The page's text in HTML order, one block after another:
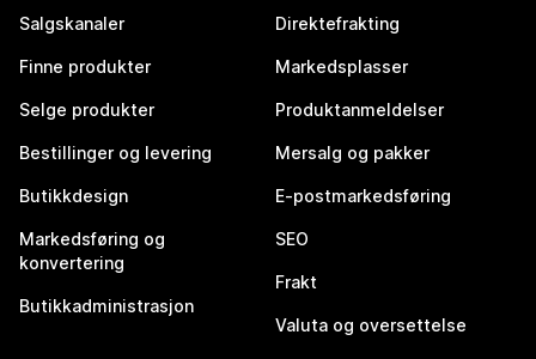
Salgskanaler
Finne produkter
Selge produkter
Bestillinger og levering
Butikkdesign
Markedsføring og
konvertering
Butikkadministrasjon
Direktefrakting
Markedsplasser
Produktanmeldelser
Mersalg og pakker
E-postmarkedsføring
SEO
Frakt
Valuta og oversettelse